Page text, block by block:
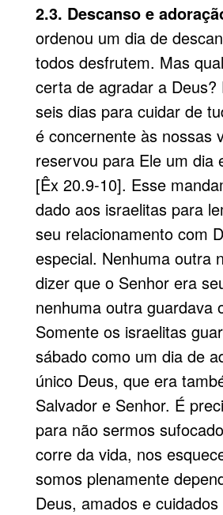
2.3. Descanso e
ordenou um dia de
todos desfrutem. Mas
certa de agradar a Deus?
seis dias para cuidar de
é concernente às nossas
reservou para Ele um dia
[Êx 20.9-10]. Esse
dado aos israelitas para
seu relacionamento com
especial. Nenhuma outra
dizer que o Senhor era
nenhuma outra guardava
Somente os israelitas
sábado como um dia de
único Deus, que era
Salvador e Senhor. É
para não sermos
corre da vida, nos
somos plenamente
Deus, amados e cuidados